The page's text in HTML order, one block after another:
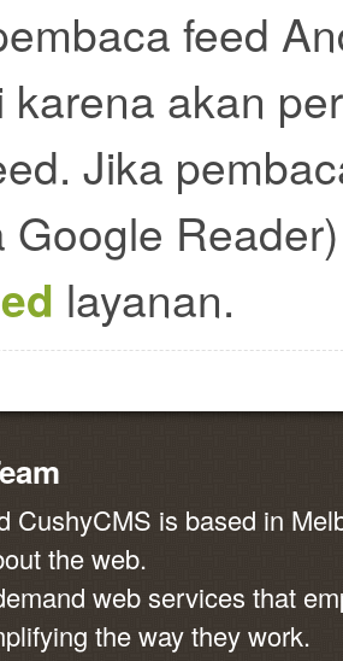
feed
karena akan
Jika
Google
layanan.
CushyCMS is based in
the web.
web services that
the way they work.